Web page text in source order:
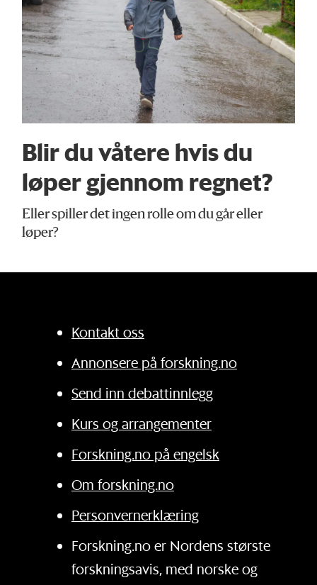
Blir du våtere hvis du
løper gjennom regnet?
Eller spiller det ingen rolle om du går eller
løper?
Kontakt oss
Annonsere på forskning.no
Send inn debattinnlegg
Kurs og arrangementer
Forskning.no på engelsk
Om forskning.no
Personvernerklæring
Forskning.no er Nordens største
forskningsavis, med norske og